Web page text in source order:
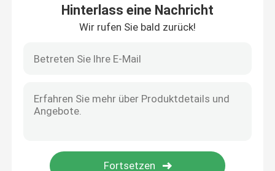
NTC-Temperaturfühler
PPTC-Rückstellbarer Sicherung
Hinterlass eine Nachricht
Wir rufen Sie bald zurück!